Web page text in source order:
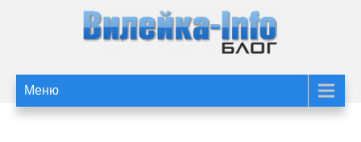
Статьи и новости
сайта Вилейка-Info
Статьи и новости Вилейки
Меню